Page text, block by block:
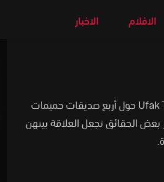
الافلام الاخبار
تدور قصة المسلسل التركي جرائم صغيرة Ufak Tefek Cinayetler حول أربع صديقات حميمات
الحقائق تجعل العلاقة بينهن